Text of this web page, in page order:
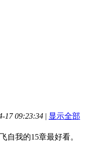
17 09:23:34 | 显示全部
自我的15章最好看。